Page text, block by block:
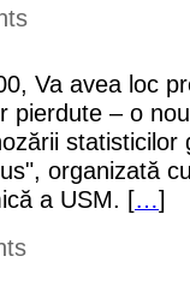
Va avea loc
pierdute – o
statisticilor
organizată
a USM. […]